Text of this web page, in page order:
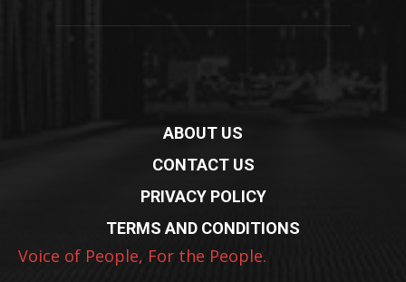
ABOUT US
CONTACT US
PRIVACY POLICY
TERMS AND CONDITIONS
Voice of People, For the People.